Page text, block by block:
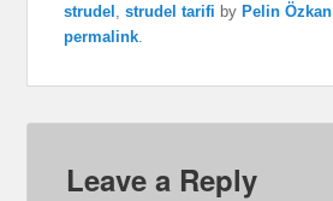
strudel ,strudel tarifi byPelin Özkan
permalink
Leave a Reply